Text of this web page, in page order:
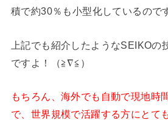
積で約30％も小型化しているので
上記でも紹介したようなSEIKOの
ですよ！（≧∇≦）
もちろん、海外でも自動で現地時
で、世界規模で活躍する方にとて